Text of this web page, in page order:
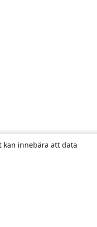
kan innebära att data